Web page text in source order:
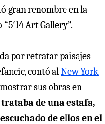
gran renombre en la
Art Gallery”.
por retratar paisajes
contó al New York
sus obras en
trataba de una estafa,
de ellos en el